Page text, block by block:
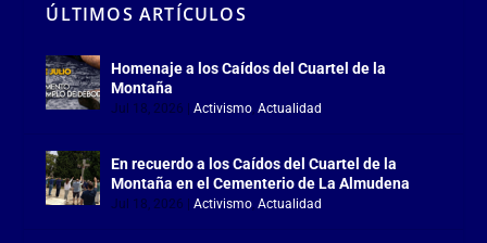
ÚLTIMOS ARTÍCULOS
Homenaje a los Caídos del Cuartel de la
Montaña
Jul 18, 2026 |Activismo,Actualidad
En recuerdo a los Caídos del Cuartel de la
Montaña en el Cementerio de La Almudena
Jul 18, 2026 |Activismo,Actualidad